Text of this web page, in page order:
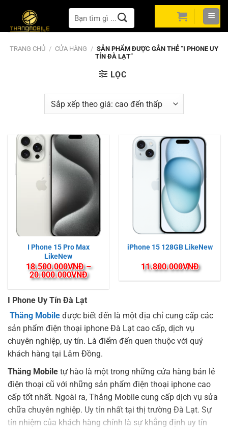
nội
dung
Tìm
kiếm:
TRANG CHỦ / CỬA HÀNG / SẢN PHẨM ĐƯỢC GẮN THẺ “I PHONE UY
TÍN ĐÀ LẠT”
LỌC
I Phone 15 Pro Max
LikeNew
18.500.000VNĐ –
20.000.000VNĐKhoảng
giá:
từ
18.500.000VNĐ
20.000.000VNĐ
iPhone 15 128GB LikeNew
11.800.000VNĐ
I Phone Uy Tín Đà Lạt
Thắng Mobile được biết đến là một địa chỉ cung cấp các
sản phẩm điện thoại iphone Đà Lạt cao cấp, dịch vụ
chuyên nghiệp, uy tín. Là điểm đến quen thuộc với quý
khách hàng tại Lâm Đồng.
Thắng Mobile tự hào là một trong những cửa hàng bán lẻ
điện thoại cũ với những sản phẩm điện thoại iphone cao
cấp tốt nhất. Ngoài ra, Thắng Mobile cung cấp dịch vụ sửa
chữa chuyên nghiệp. Uy tín nhất tại thị trường Đà Lạt. Sự
tín nhiệm của khách hàng chính là sự khẳng định uy tín